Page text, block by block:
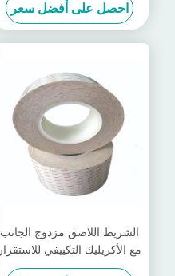
احصل على أفضل سعر
الشريط اللاصق مزدوج الجانب
مع الأكريليك التكييفي للاستقرار
في الطقس الخارجي